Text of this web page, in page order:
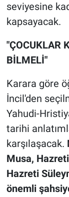
seviyesine
kapsayacak.
"ÇOCUKLAR
BİLMELİ"
Karara göre
İncil'den
Yahudi-
tarihi
karşılaşacak.
Musa,
Hazreti
önemli